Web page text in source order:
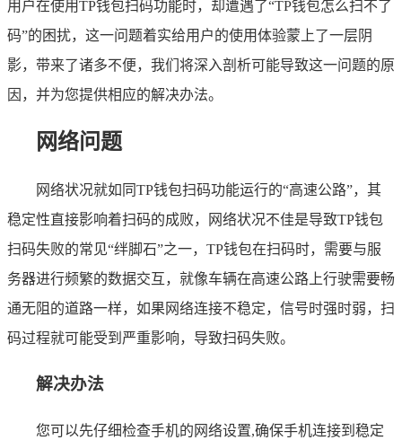
用户在使用TP钱包扫码功能时，却遭遇了“TP钱包怎么扫不了
码”的困扰，这一问题着实给用户的使用体验蒙上了一层阴
影，带来了诸多不便，我们将深入剖析可能导致这一问题的原
因，并为您提供相应的解决办法。
网络问题
网络状况就如同TP钱包扫码功能运行的“高速公路”，其
稳定性直接影响着扫码的成败，网络状况不佳是导致TP钱包
扫码失败的常见“绊脚石”之一，TP钱包在扫码时，需要与服
务器进行频繁的数据交互，就像车辆在高速公路上行驶需要畅
通无阻的道路一样，如果网络连接不稳定，信号时强时弱，扫
码过程就可能受到严重影响，导致扫码失败。
解决办法
您可以先仔细检查手机的网络设置,确保手机连接到稳定